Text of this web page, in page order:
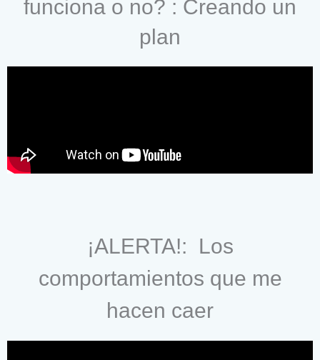
funciona o no? : Creando un
plan
¡ALERTA!: Los
comportamientos que me
hacen caer